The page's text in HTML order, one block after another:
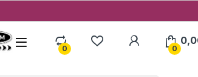
Open
0
My
0